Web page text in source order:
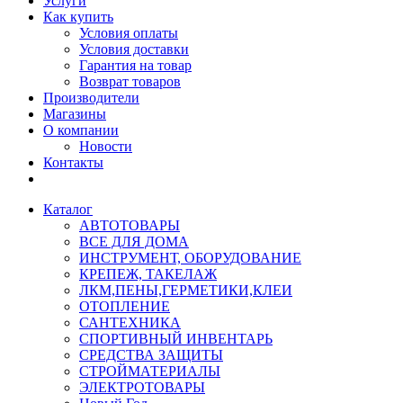
Как купить
Условия оплаты
Условия доставки
Гарантия на товар
Возврат товаров
Производители
Магазины
О компании
Новости
Контакты
Каталог
АВТОТОВАРЫ
ВСЕ ДЛЯ ДОМА
ИНСТРУМЕНТ, ОБОРУДОВАНИЕ
КРЕПЕЖ, ТАКЕЛАЖ
ЛКМ,ПЕНЫ,ГЕРМЕТИКИ,КЛЕИ
ОТОПЛЕНИЕ
САНТЕХНИКА
СПОРТИВНЫЙ ИНВЕНТАРЬ
СРЕДСТВА ЗАЩИТЫ
СТРОЙМАТЕРИАЛЫ
ЭЛЕКТРОТОВАРЫ